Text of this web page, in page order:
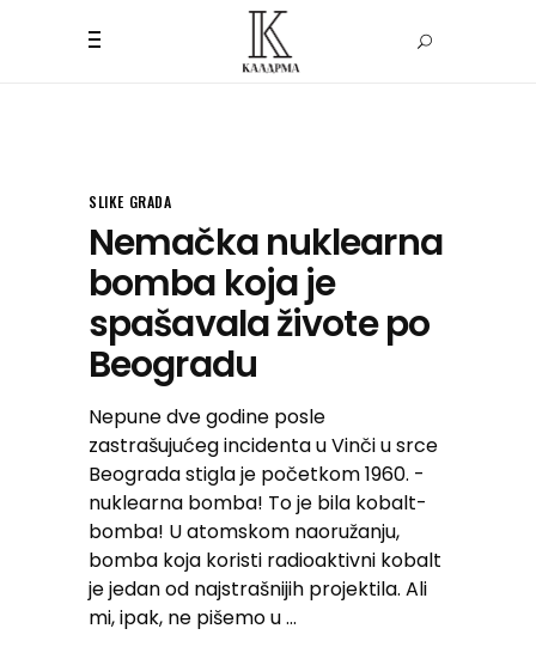
SLIKE GRADA
Nemačka nuklearna
bomba koja je
spašavala živote po
Beogradu
Nepune dve godine posle
zastrašujućeg incidenta u Vinči u srce
Beograda stigla je početkom 1960. -
nuklearna bomba! To je bila kobalt-
bomba! U atomskom naoružanju,
bomba koja koristi radioaktivni kobalt
je jedan od najstrašnijih projektila. Ali
mi, ipak, ne pišemo u